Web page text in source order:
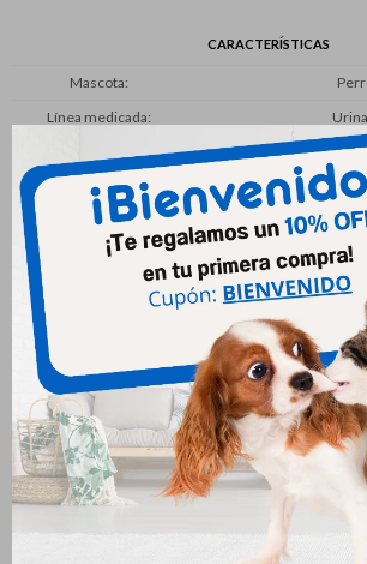
CARACTERÍSTICAS
Mascota
Línea medicada
Productos que te pueden
Hpm